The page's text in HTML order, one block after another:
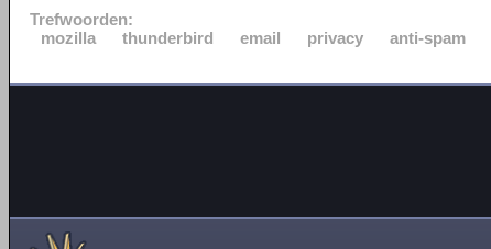
Trefwoorden:
mozilla
thunderbird email privacy anti-spam